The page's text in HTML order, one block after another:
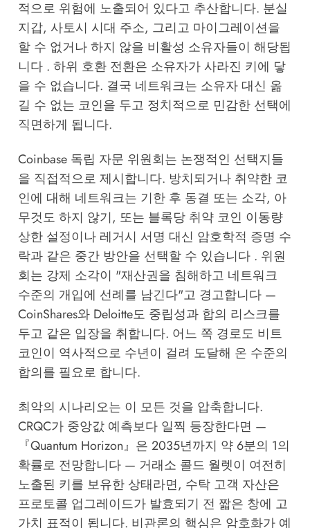
적으로 위험에 노출되어 있다고 추산합니다. 분실
지갑, 사토시 시대 주소, 그리고 마이그레이션을
할 수 없거나 하지 않을 비활성 소유자들이 해당됩
니다 . 하위 호환 전환은 소유자가 사라진 키에 닿
을 수 없습니다. 결국 네트워크는 소유자 대신 옮
길 수 없는 코인을 두고 정치적으로 민감한 선택에
직면하게 됩니다.
Coinbase 독립 자문 위원회는 논쟁적인 선택지들
을 직접적으로 제시합니다. 방치되거나 취약한 코
인에 대해 네트워크는 기한 후 동결 또는 소각, 아
무것도 하지 않기, 또는 블록당 취약 코인 이동량
상한 설정이나 레거시 서명 대신 암호학적 증명 수
락과 같은 중간 방안을 선택할 수 있습니다 . 위원
회는 강제 소각이 "재산권을 침해하고 네트워크
수준의 개입에 선례를 남긴다"고 경고합니다 —
CoinShares와 Deloitte도 중립성과 합의 리스크를
두고 같은 입장을 취합니다. 어느 쪽 경로도 비트
코인이 역사적으로 수년이 걸려 도달해 온 수준의
합의를 필요로 합니다.
최악의 시나리오는 이 모든 것을 압축합니다.
CRQC가 중앙값 예측보다 일찍 등장한다면 —
『Quantum Horizon』은 2035년까지 약 6분의 1의
확률로 전망합니다 — 거래소 콜드 월렛이 여전히
노출된 키를 보유한 상태라면, 수탁 고객 자산은
프로토콜 업그레이드가 발효되기 전 짧은 창에 고
가치 표적이 됩니다. 비관론의 핵심은 암호화가 예